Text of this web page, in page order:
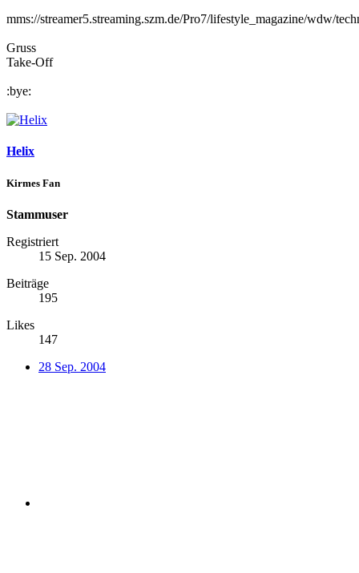
mms://streamer5.streaming.szm.de/Pro7/lifestyle_magazine/wdw/
Gruss
Take-Off
:bye:
Helix
Kirmes Fan
Stammuser
Registriert
15 Sep. 2004
Beiträge
195
Likes
147
28 Sep. 2004